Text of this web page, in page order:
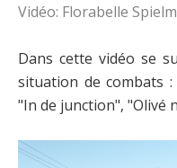
Vidéo: Florabelle
Dans cette vidéo se
situation de combats
"In de junction", "Olivé